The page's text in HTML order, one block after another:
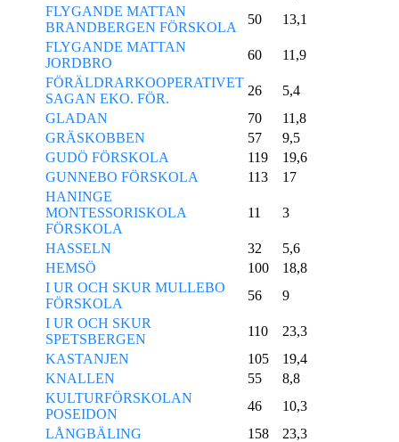
FLYGANDE MATTAN
BRANDBERGEN FÖRSKOLA
50
13,1
FLYGANDE MATTAN
JORDBRO
60
11,9
FÖRÄLDRARKOOPERATIVET
SAGAN EKO. FÖR.
26
5,4
GLADAN
70
11,8
GRÄSKOBBEN
57
9,5
GUDÖ FÖRSKOLA
119
19,6
GUNNEBO FÖRSKOLA
113
17
HANINGE
MONTESSORISKOLA
FÖRSKOLA
11 3
HASSELN 32
5,6
HEMSÖ
100
18,8
I UR OCH SKUR MULLEBO
FÖRSKOLA
56
9
I UR OCH SKUR
SPETSBERGEN
110
23,3
KASTANJEN
105
19,4
KNALLEN
55
8,8
KULTURFÖRSKOLAN
POSEIDON
46
10,3
LÅNGBÄLING
158
23,3